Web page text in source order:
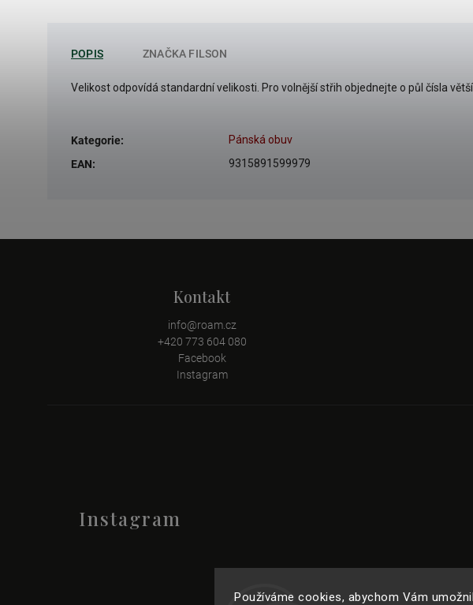
Používáme cookies, abychom Vám
POPIS ZNAČKA FILSON
Velikost odpovídá standardní velikosti. Pro volnější střih objednejte o půl čísla
Kategorie:
Pánská obuv
EAN: 9315891599979
Instagram
Kontakt
info@roam.cz
+420 773 604 080
Facebook
Instagram